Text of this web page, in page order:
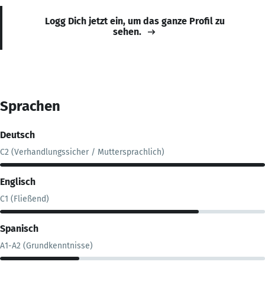
Logg Dich jetzt ein, um das ganze Profil zu
sehen.
Sprachen
Deutsch
C2 (Verhandlungssicher / Muttersprachlich)
Englisch
C1 (Fließend)
Spanisch
A1-A2 (Grundkenntnisse)